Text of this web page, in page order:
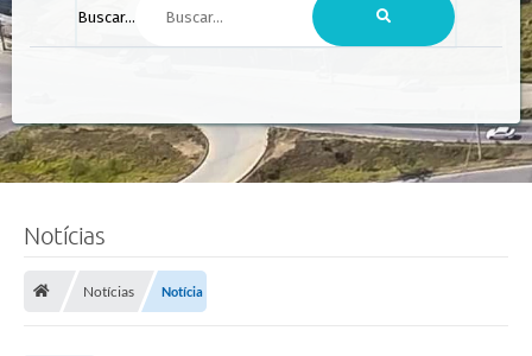
Buscar...
Notícias
Notícias Notícia